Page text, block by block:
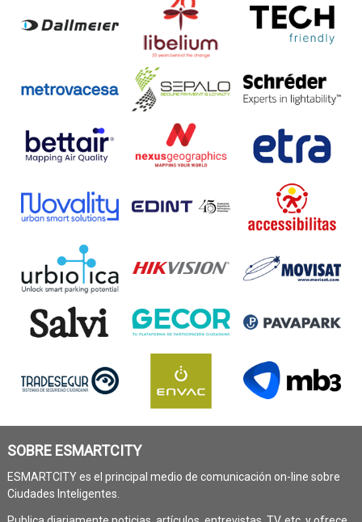
SOBRE ESMARTCITY
ESMARTCITY es el principal medio de comunicación on-line sobre
Ciudades Inteligentes.